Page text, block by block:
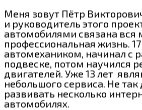
Меня зовут Пётр
и руководитель этого
автомобилями связана вся
профессиональная жизнь.
автомехаником, начинал с
подвеске, потом научился
двигателей. Уже 13 лет
небольшого сервиса. Не так
развивать несколько
автомобилях.